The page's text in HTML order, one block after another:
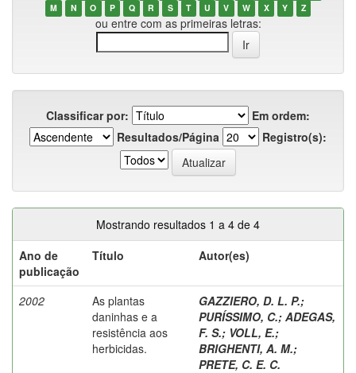
M
N O P Q R S T U V W X Y Z
ou entre com as primeiras letras:
Classificar por:
Em ordem:
Resultados/Página
Registro(s):
Mostrando resultados 1 a 4 de 4
Ano de
publicação
Título Autor(es)
2002
As plantas
daninhas e a
resistência aos
herbicidas.
GAZZIERO, D. L. P.;
PURÍSSIMO, C.; ADEGAS,
F. S.; VOLL, E.;
BRIGHENTI, A. M.;
PRETE, C. E. C.